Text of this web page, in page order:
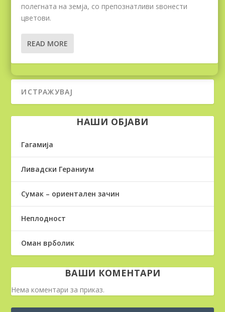
полегната на земја, со препознатливи ѕвонести
цветови.
READ MORE
НАШИ ОБЈАВИ
Гагамија
Ливадски Гераниум
Сумак – ориентален зачин
Неплодност
Оман врболик
ВАШИ КОМЕНТАРИ
Нема коментари за приказ.